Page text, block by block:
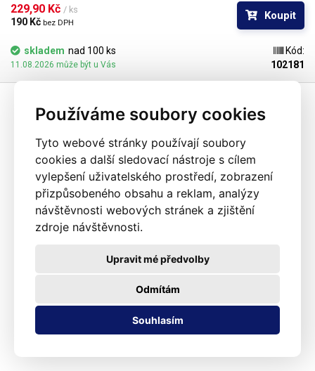
Používáme soubory cookies
Tyto webové stránky používají soubory
cookies a další sledovací nástroje s cílem
vylepšení uživatelského prostředí, zobrazení
přizpůsobeného obsahu a reklam, analýzy
návštěvnosti webových stránek a zjištění
zdroje návštěvnosti.
Souhlasím
Odmítám
Upravit mé předvolby
odolné proti mrazu a vlhkosti. Fólie je vhodná pro výrobu pytlů, sáčků a
obalů jakéhokoliv zboží. PE fólie jsou zdravotně nezávadné, 100%
recyklovatelné a jsou vhodné i pro balení potravin (certifikát k
dispozici). Jako obalový prostředek splňují požadavky zákona č.
477/2001 Sb. (zákon o obalech). Ideální pro svařování všemi impulsními
svářečkami z naší nabídky. Cena je za roli 10 metrů. Materiál: LD-PE (Low
Density Polyethylen) Tloušťka materiálu: 45micron (0,045mm)*2 Šířka:
Fotografie je pouze ilustrativní
229,90 Kč / ks
190 Kč bez DPH
Koupit
skladem nad 100 ks
11.08.2026 může být u Vás
Kód:
102181